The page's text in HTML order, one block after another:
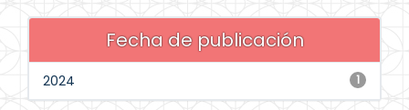
Fecha de publicación
1
2024